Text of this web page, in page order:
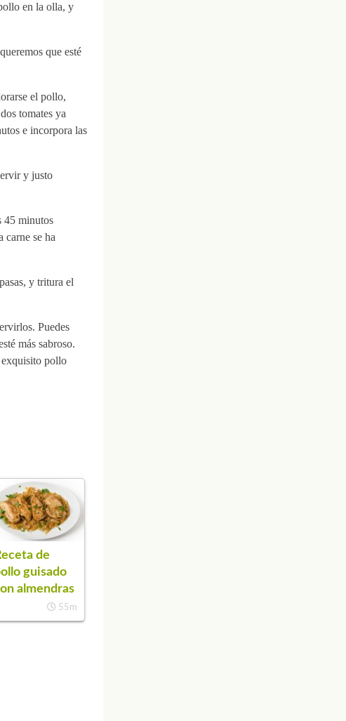
en la olla, y
que esté
el pollo,
tomates ya
e incorpora las
y justo
45 minutos
carne se ha
y tritura el
Puedes
más sabroso.
exquisito pollo
de
guisado
almendras
55m